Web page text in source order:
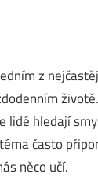
z
lidé hledají
často
něco učí.